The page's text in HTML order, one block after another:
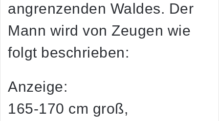
angrenzenden Waldes. Der
Mann wird von Zeugen wie
folgt beschrieben:
Anzeige:
165-170 cm groß,